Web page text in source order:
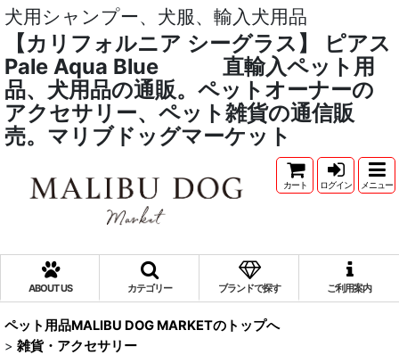
犬用シャンプー、犬服、輸入犬用品
【カリフォルニア シーグラス】 ピアス
Pale Aqua Blue 直輸入ペット用
品、犬用品の通販。ペットオーナーの
アクセサリー、ペット雑貨の通信販
売。マリブドッグマーケット
カート ログイン メニュー
ABOUT US カテゴリー ブランドで探す ご利用案内
ペット用品MALIBU DOG MARKETのトップへ
> 雑貨・アクセサリー